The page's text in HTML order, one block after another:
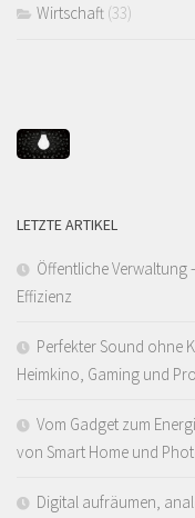
Wirtschaft (33)
LETZTE ARTIKEL
Öffentliche Verwaltung
Effizienz
Perfekter Sound ohne
Heimkino, Gaming und
Vom Gadget zum
von Smart Home und
Digital aufräumen,